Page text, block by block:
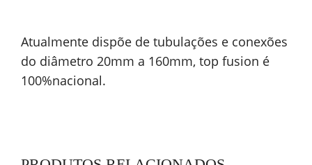
Atualmente dispõe de tubulações e conexões
do diâmetro 20mm a 160mm, top fusion é
100%nacional.